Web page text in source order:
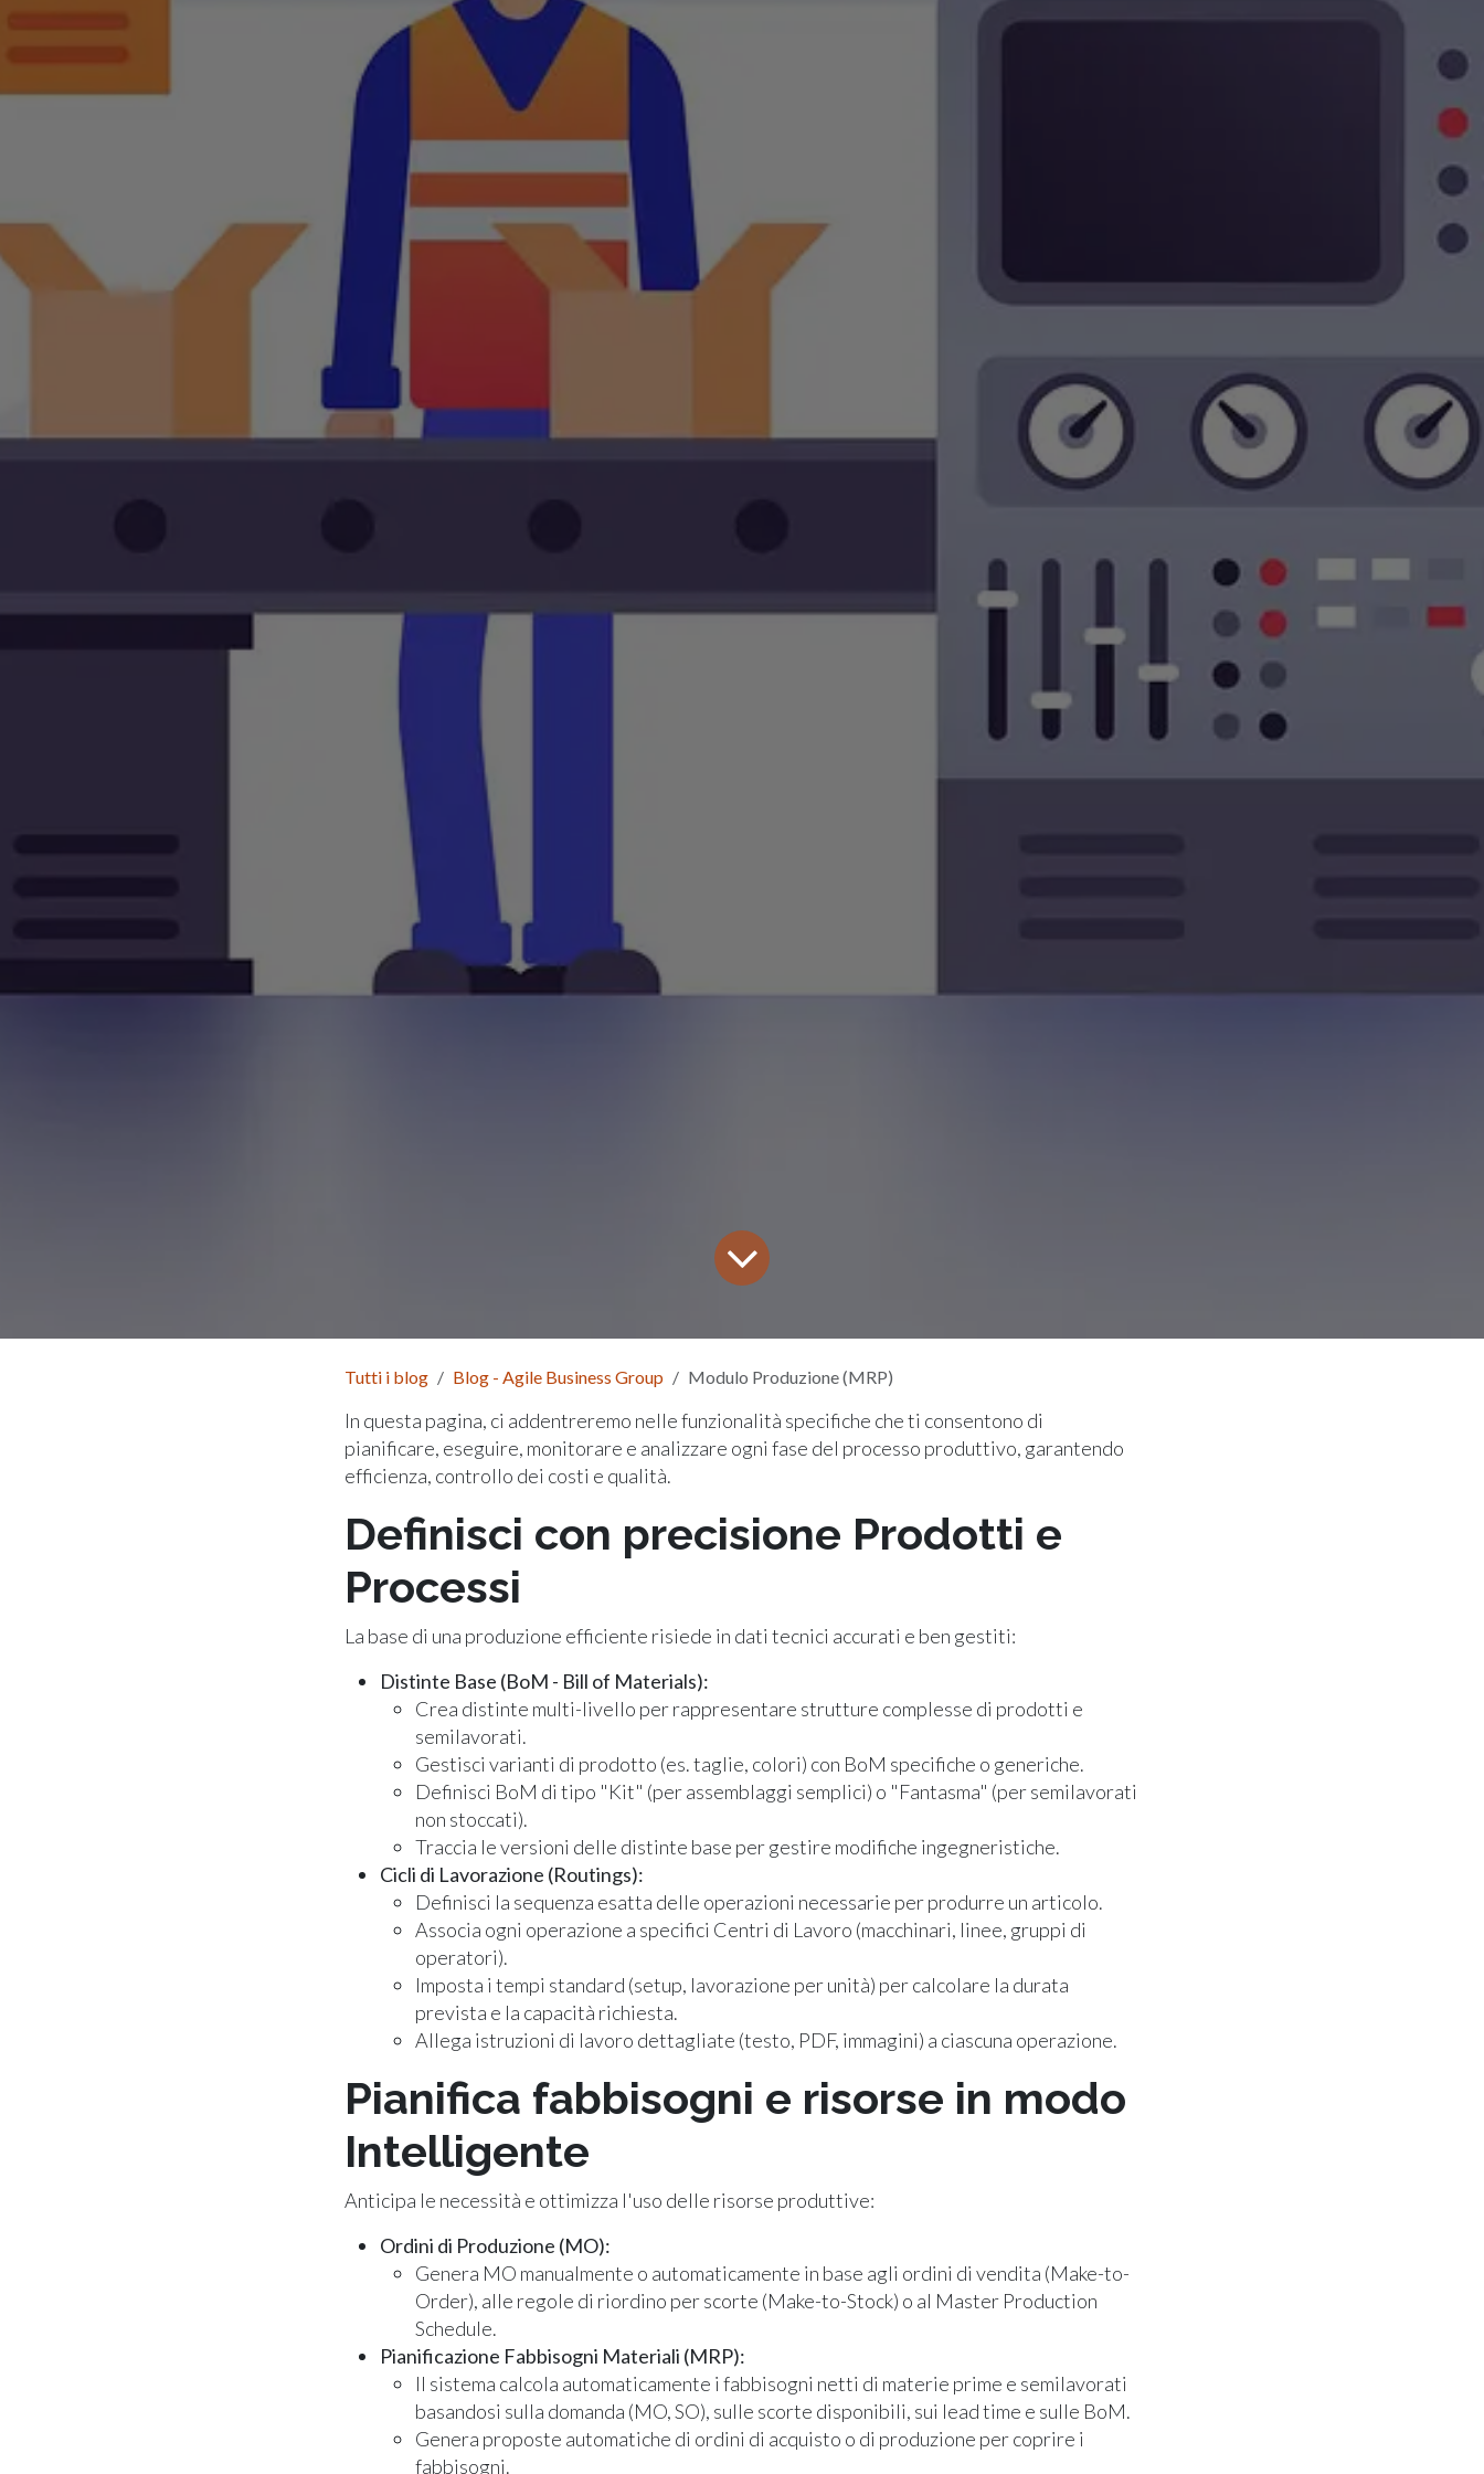
Tutti i blog Blog - Agile Business Group Modulo Produzione (MRP)
In questa pagina, ci addentreremo nelle funzionalità specifiche che ti consentono di
pianificare, eseguire, monitorare e analizzare ogni fase del processo produttivo, garantendo
efficienza, controllo dei costi e qualità.
Definisci con precisione Prodotti e
Processi
La base di una produzione efficiente risiede in dati tecnici accurati e ben gestiti:
Distinte Base (BoM - Bill of Materials):
Crea distinte multi-livello per rappresentare strutture complesse di prodotti e
semilavorati.
Gestisci varianti di prodotto (es. taglie, colori) con BoM specifiche o generiche.
Definisci BoM di tipo "Kit" (per assemblaggi semplici) o "Fantasma" (per semilavorati
non stoccati).
Traccia le versioni delle distinte base per gestire modifiche ingegneristiche.
Cicli di Lavorazione (Routings):
Definisci la sequenza esatta delle operazioni necessarie per produrre un articolo.
Associa ogni operazione a specifici Centri di Lavoro (macchinari, linee, gruppi di
operatori).
Imposta i tempi standard (setup, lavorazione per unità) per calcolare la durata
prevista e la capacità richiesta.
Allega istruzioni di lavoro dettagliate (testo, PDF, immagini) a ciascuna operazione.
Pianifica fabbisogni e risorse in modo
Intelligente
Anticipa le necessità e ottimizza l'uso delle risorse produttive:
Ordini di Produzione (MO):
Genera MO manualmente o automaticamente in base agli ordini di vendita (Make-to-
Order), alle regole di riordino per scorte (Make-to-Stock) o al Master Production
Schedule.
Pianificazione Fabbisogni Materiali (MRP):
Il sistema calcola automaticamente i fabbisogni netti di materie prime e semilavorati
basandosi sulla domanda (MO, SO), sulle scorte disponibili, sui lead time e sulle BoM.
Genera proposte automatiche di ordini di acquisto o di produzione per coprire i
fabbisogni.